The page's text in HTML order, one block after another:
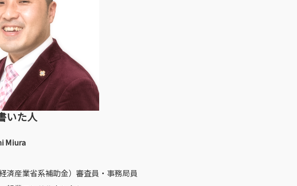
いた人
Miura
済産業省系補助金）審査員・事務局員